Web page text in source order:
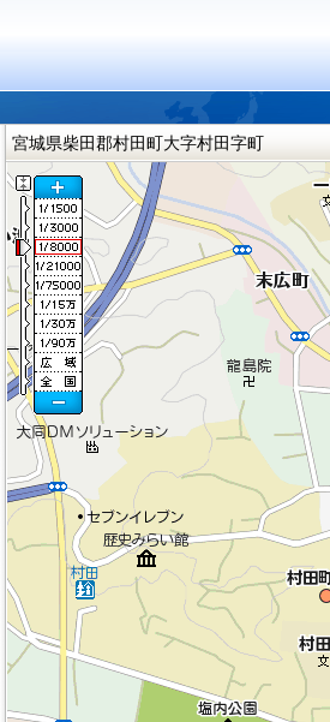
宮城県柴田郡村田町大字村田字町